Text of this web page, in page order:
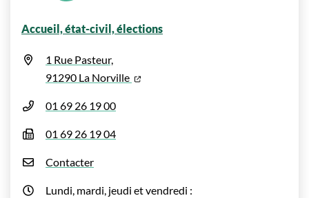
Accueil, état-civil, élections
1 Rue Pasteur,
91290 La Norville
(ouverture dans un nouvel onglet)
01 69 26 19 00
01 69 26 19 04
Contacter
Lundi, mardi, jeudi et vendredi :